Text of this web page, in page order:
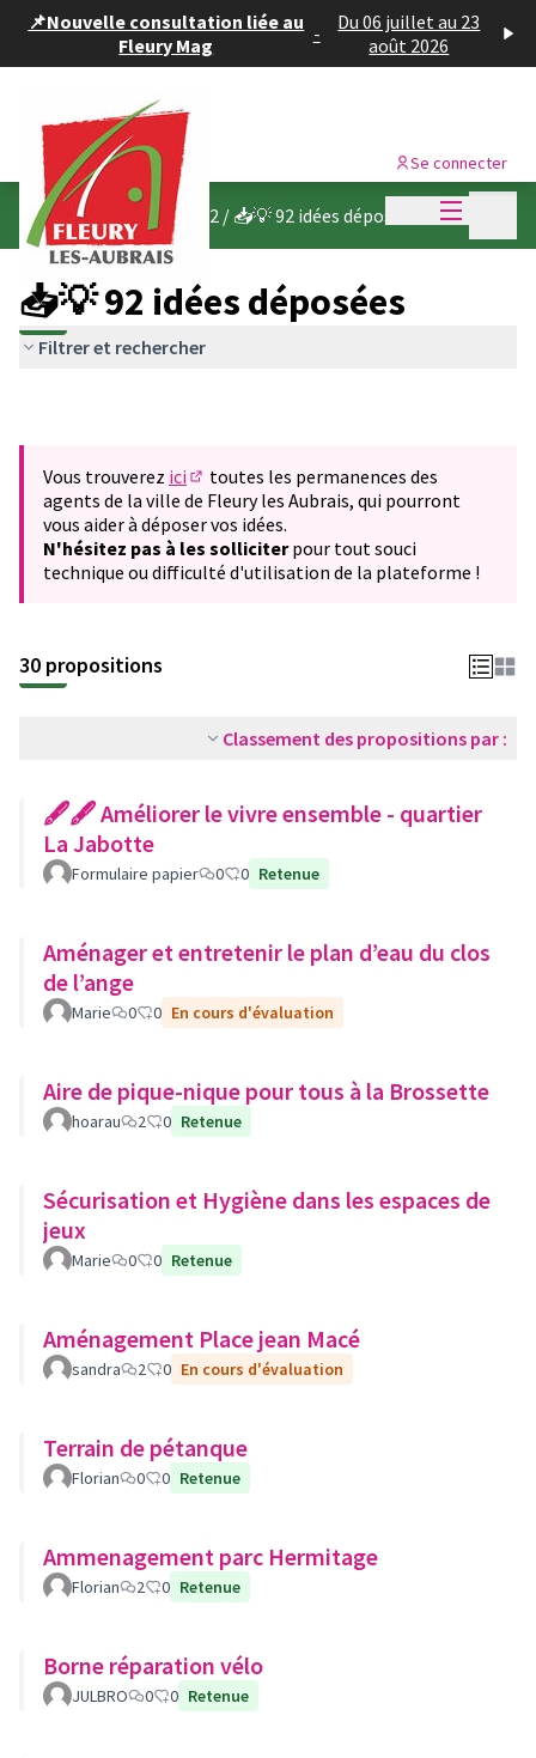
📌Nouvelle consultation liée au
Fleury Mag
-
Du 06 juillet au 23
août 2026
Menu
Se connecter
Budget participatif 2022 / 📥💡 92 idées déposées
📥💡 92 idées déposées
Filtrer et rechercher
Vous trouverez ici
(S'ouvre dans un nouvel onglet)
toutes les permanences des
agents de la ville de Fleury les Aubrais, qui pourront
vous aider à déposer vos idées.
N'hésitez pas à les solliciterpour tout souci
technique ou difficulté d'utilisation de la plateforme !
30 propositions
Classement des propositions par :
🖋🖋 Améliorer le vivre ensemble - quartier
La Jabotte
Formulaire papier 0 0 Retenue
Aménager et entretenir le plan d’eau du clos
de l’ange
Marie 0 0 En cours d'évaluation
Aire de pique-nique pour tous à la Brossette
hoarau 2 0 Retenue
Sécurisation et Hygiène dans les espaces de
jeux
Marie 0 0 Retenue
Aménagement Place jean Macé
sandra 2 0 En cours d'évaluation
Terrain de pétanque
Florian 0 0 Retenue
Ammenagement parc Hermitage
Florian 2 0 Retenue
Borne réparation vélo
JULBRO 0 0 Retenue
Panneau de gestion des cookies